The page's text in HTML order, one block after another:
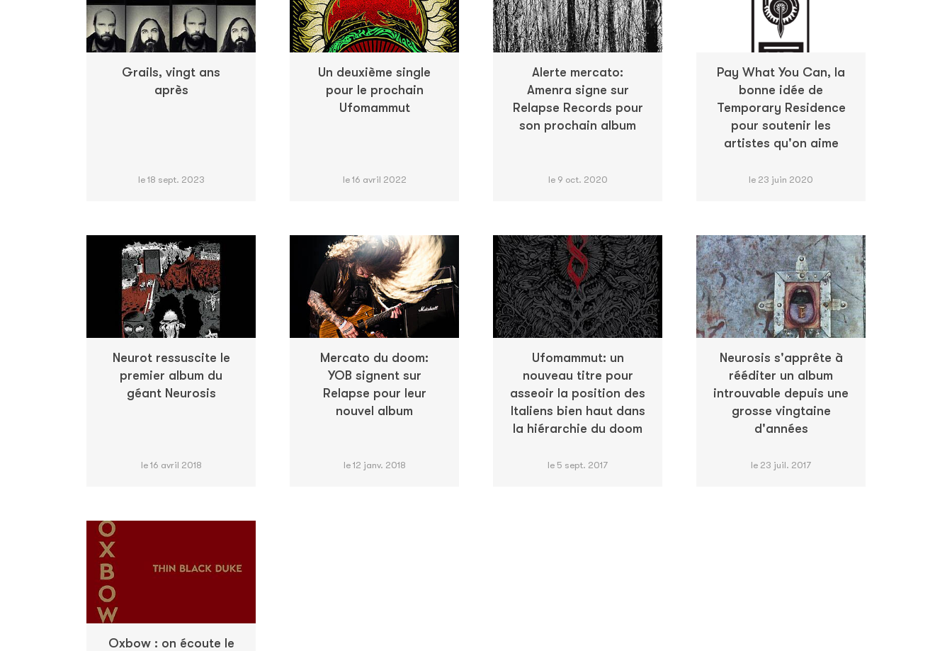
Grails, vingt ans
après
le 18 sept. 2023
Un deuxième single
pour le prochain
Ufomammut
le 16 avril 2022
Alerte mercato:
Amenra signe sur
Relapse Records pour
son prochain album
le 9 oct. 2020
Pay What You Can, la
bonne idée de
Temporary Residence
pour soutenir les
artistes qu'on aime
le 23 juin 2020
Neurot ressuscite le
premier album du
géant Neurosis
le 16 avril 2018
Mercato du doom:
YOB signent sur
Relapse pour leur
nouvel album
le 12 janv. 2018
Ufomammut: un
nouveau titre pour
asseoir la position des
Italiens bien haut dans
la hiérarchie du doom
le 5 sept. 2017
Neurosis s'apprête à
rééditer un album
introuvable depuis une
grosse vingtaine
d'années
le 23 juil. 2017
Oxbow : on écoute le